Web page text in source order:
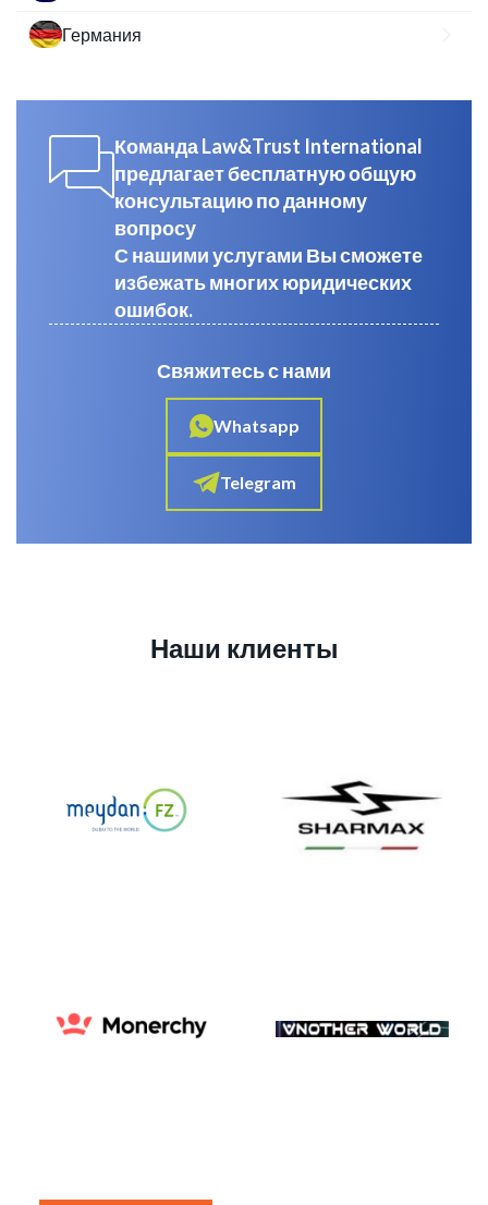
Германия
Команда Law&Trust International
предлагает бесплатную общую
консультацию по данному
вопросу
С нашими услугами Вы сможете
избежать многих юридических
ошибок.
Свяжитесь с нами
Whatsapp
Telegram
Наши клиенты